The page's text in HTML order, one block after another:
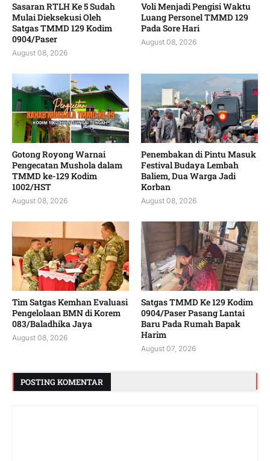
Sasaran RTLH Ke 5 Sudah
Mulai Dieksekusi Oleh
Satgas TMMD 129 Kodim
0904/Paser
August 08, 2026
Voli Menjadi Pengisi Waktu
Luang Personel TMMD 129
Pada Sore Hari
August 08, 2026
Gotong Royong Warnai
Pengecatan Mushola dalam
TMMD ke-129 Kodim
1002/HST
August 08, 2026
Penembakan di Pintu Masuk
Festival Budaya Lembah
Baliem, Dua Warga Jadi
Korban
August 08, 2026
Tim Satgas Kemhan Evaluasi
Pengelolaan BMN di Korem
083/Baladhika Jaya
August 08, 2026
Satgas TMMD Ke 129 Kodim
0904/Paser Pasang Lantai
Baru Pada Rumah Bapak
Harim
August 07, 2026
POSTING KOMENTAR